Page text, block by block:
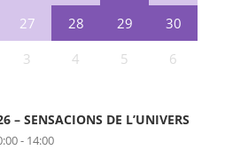
27 28 29
30
3 4 5 6
– SENSACIONS DE L’UNIVERS
- 14:00